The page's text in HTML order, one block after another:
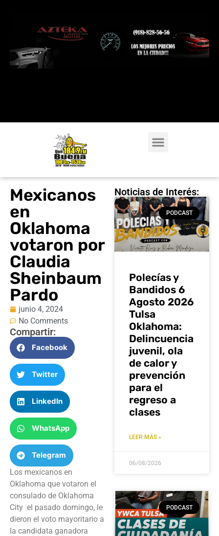
Mexicanos
en
Oklahoma
votaron por
Claudia
Sheinbaum
Pardo
junio 4, 2024
No Comments
Compartir:
Facebook
Twitter
LinkedIn
WhatsApp
Telegram
Los mexicanos en
Oklahoma que votaron el
consulado de Oklahoma
City el pasado domingo, le
dieron el voto mayoritario a
la candidata ganadora
Noticias de Interés:
PODCAST
Polecías y
Bandidos 6
Agosto 2026
Tulsa
Oklahoma:
Delincuencia
juvenil, ola
de calor y
prevención
para el
regreso a
clases
LEER MÁS »
06/08/2026
PODCAST